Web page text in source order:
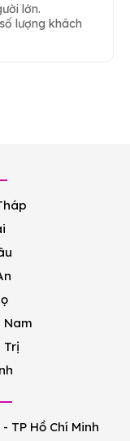
lớn.
lượng khách
Nam
Trị
TP Hồ Chí Minh